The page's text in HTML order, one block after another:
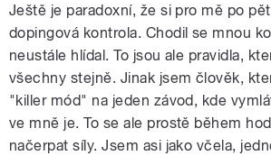
Ještě je paradoxní, že si pro mě po
dopingová kontrola. Chodil se mnou
neustále hlídal. To jsou ale pravidla,
všechny stejně. Jinak jsem člověk,
"killer mód" na jeden závod, kde
ve mně je. To se ale prostě během
načerpat síly. Jsem asi jako včela,